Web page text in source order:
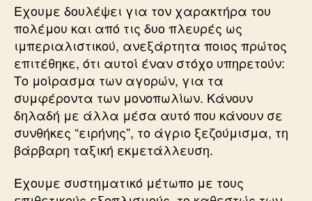
Εχουμε δουλέψει για τον χαρακτήρα του
πολέμου και από τις δυο πλευρές ως
ιμπεριαλιστικού, ανεξάρτητα ποιος πρώτος
επιτέθηκε, ότι αυτοί έναν στόχο υπηρετούν:
Το μοίρασμα των αγορών, για τα
συμφέροντα των μονοπωλίων. Κάνουν
δηλαδή με άλλα μέσα αυτό που κάνουν σε
συνθήκες “ειρήνης”, το άγριο ξεζούμισμα, τη
βάρβαρη ταξική εκμετάλλευση.
Εχουμε συστηματικό μέτωπο με τους